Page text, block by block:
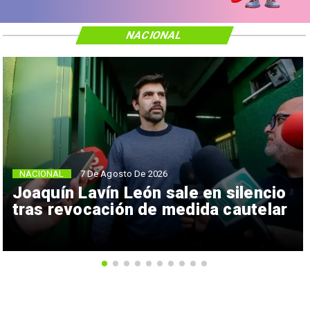
Joaquín Lavín León sale en silencio
tras revocación de medida cautelar
NACIONAL 7 De Agosto De 2026
NACIONAL